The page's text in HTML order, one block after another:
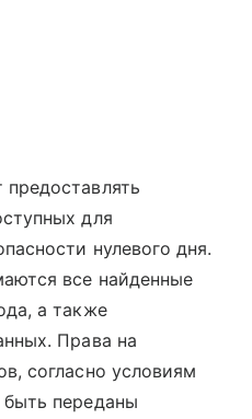
для
нулевого дня.
все найденные
а также
Права на
согласно условиям
переданы